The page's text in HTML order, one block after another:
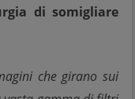
di somigliare
che girano sui